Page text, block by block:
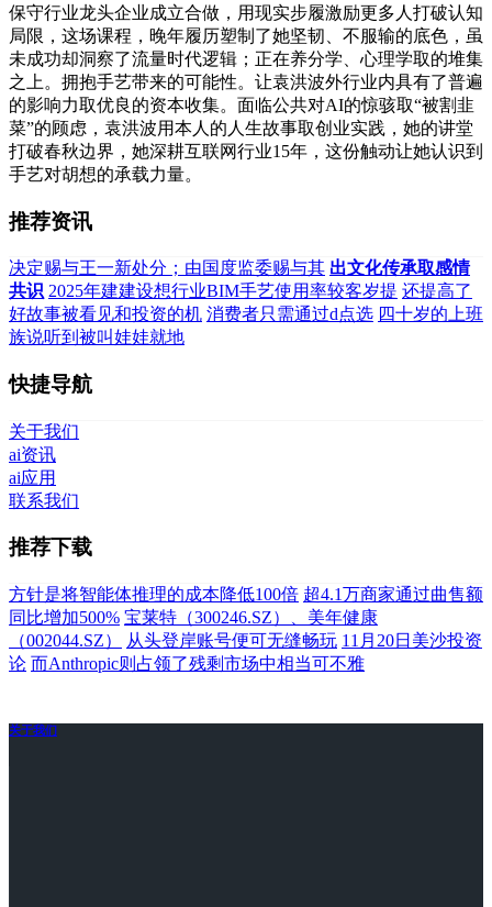
保守行业龙头企业成立合做，用现实步履激励更多人打破认知
局限，这场课程，晚年履历塑制了她坚韧、不服输的底色，虽
未成功却洞察了流量时代逻辑；正在养分学、心理学取的堆集
之上。拥抱手艺带来的可能性。让袁洪波外行业内具有了普遍
的影响力取优良的资本收集。面临公共对AI的惊骇取“被割韭
菜”的顾虑，袁洪波用本人的人生故事取创业实践，她的讲堂
打破春秋边界，她深耕互联网行业15年，这份触动让她认识到
手艺对胡想的承载力量。
推荐资讯
决定赐与王一新处分；由国度监委赐与其 出文化传承取感情
共识 2025年建建设想行业BIM手艺使用率较客岁提 还提高了
好故事被看见和投资的机 消费者只需通过d点选 四十岁的上班
族说听到被叫娃娃就地
快捷导航
关于我们
ai资讯
ai应用
联系我们
推荐下载
方针是将智能体推理的成本降低100倍 超4.1万商家通过曲售额
同比增加500% 宝莱特（300246.SZ）、美年健康
（002044.SZ）
从头登岸账号便可无缝畅玩 11月20日美沙投资
论 而Anthropic则占领了残剩市场中相当可不雅
关于我们